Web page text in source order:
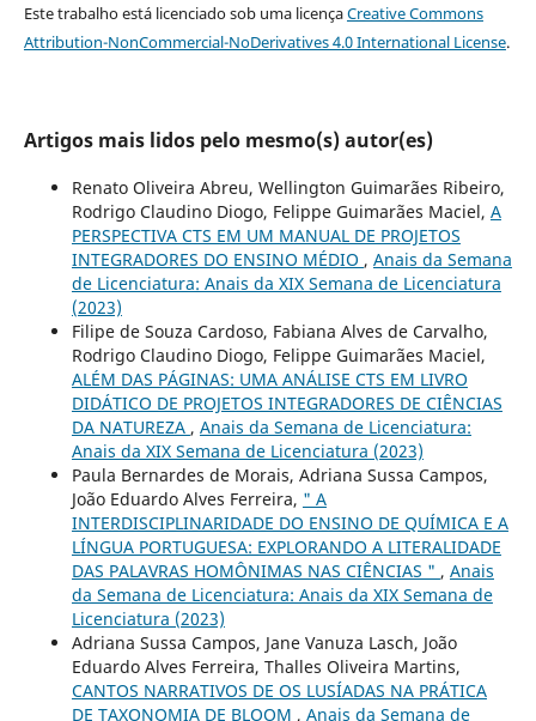
Este trabalho está licenciado sob uma licençaCreative Commons
Attribution-NonCommercial-NoDerivatives 4.0 International License.
Artigos mais lidos pelo mesmo(s) autor(es)
Renato Oliveira Abreu, Wellington Guimarães Ribeiro,
Rodrigo Claudino Diogo, Felippe Guimarães Maciel, A
PERSPECTIVA CTS EM UM MANUAL DE PROJETOS
INTEGRADORES DO ENSINO MÉDIO , Anais da Semana
de Licenciatura: Anais da XIX Semana de Licenciatura
(2023)
Filipe de Souza Cardoso, Fabiana Alves de Carvalho,
Rodrigo Claudino Diogo, Felippe Guimarães Maciel,
ALÉM DAS PÁGINAS: UMA ANÁLISE CTS EM LIVRO
DIDÁTICO DE PROJETOS INTEGRADORES DE CIÊNCIAS
DA NATUREZA , Anais da Semana de Licenciatura:
Anais da XIX Semana de Licenciatura (2023)
Paula Bernardes de Morais, Adriana Sussa Campos,
João Eduardo Alves Ferreira, " A
INTERDISCIPLINARIDADE DO ENSINO DE QUÍMICA E A
LÍNGUA PORTUGUESA: EXPLORANDO A LITERALIDADE
DAS PALAVRAS HOMÔNIMAS NAS CIÊNCIAS " , Anais
da Semana de Licenciatura: Anais da XIX Semana de
Licenciatura (2023)
Adriana Sussa Campos, Jane Vanuza Lasch, João
Eduardo Alves Ferreira, Thalles Oliveira Martins,
CANTOS NARRATIVOS DE OS LUSÍADAS NA PRÁTICA
DE TAXONOMIA DE BLOOM , Anais da Semana de